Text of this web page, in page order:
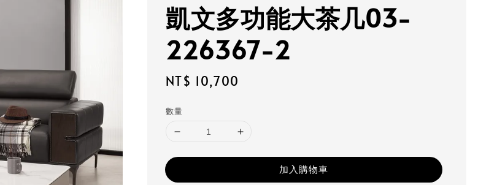
凱文多功能大茶几03-
226367-2
Regular
NT$ 10,700
數量
加入購物車